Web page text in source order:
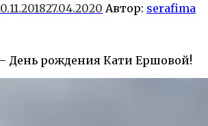
27.04.2020 Автор: serafima
День рождения Кати Ершовой!